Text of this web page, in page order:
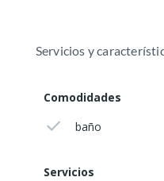
Servicios y
Comodidades
baño
Servicios